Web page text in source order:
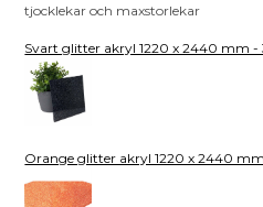
tjocklekar och maxstorlekar
Svart glitter akryl 1220 x 2440 mm
Orange glitter akryl 1220 x 2440